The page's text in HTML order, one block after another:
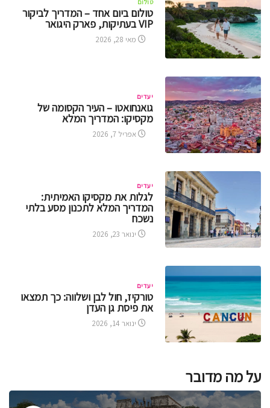
טולום ביום אחד – המדריך לביקור
VIP בעתיקות, פארק היגואר
מאי 28, 2026
יעדים
גואנחואטו – העיר הקסומה של
מקסיקו: המדריך המלא
אפריל 7, 2026
יעדים
לגלות את מקסיקו האמיתית:
המדריך המלא לתכנון מסע בלתי
נשכח
ינואר 23, 2026
יעדים
טורקיז, חול לבן ושלווה: כך תמצאו
את פיסת גן העדן
ינואר 14, 2026
על מה מדובר